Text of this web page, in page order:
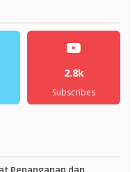
2.8k
Subscribes